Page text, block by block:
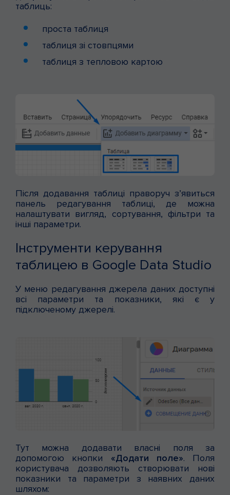
таблиць:
проста таблиця
таблиця зі стовпцями
таблиця з тепловою картою
Після додавання таблиці праворуч з’явиться
панель редагування таблиці, де можна
налаштувати вигляд, сортування, фільтри та
інші параметри.
Інструменти керування
таблицею в Google Data Studio
У меню редагування джерела даних доступні
всі параметри та показники, які є у
підключеному джерелі.
Тут можна додавати власні поля за
допомогою кнопки «Додати поле». Поля
користувача дозволяють створювати нові
показники та параметри з наявних даних
шляхом: